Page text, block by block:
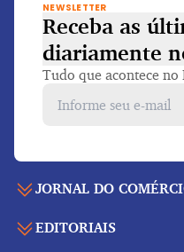
JORNAL DO
Capa
EDITORIAIS
NEWSLETTER
Receba as
diariamente
Tudo que acontece